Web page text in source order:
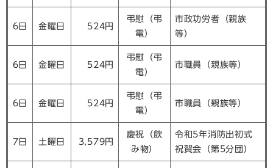
6日 金曜日 524円
弔慰（弔
電）
市政功労者（親族
等）
6日 金曜日 524円
弔慰（弔
電）
市職員（親族等）
6日 金曜日 524円
弔慰（弔
電）
市職員（親族等）
7日 土曜日 3,579円
慶祝（飲
み物）
令和5年消防出初式
祝賀会（第5分団）